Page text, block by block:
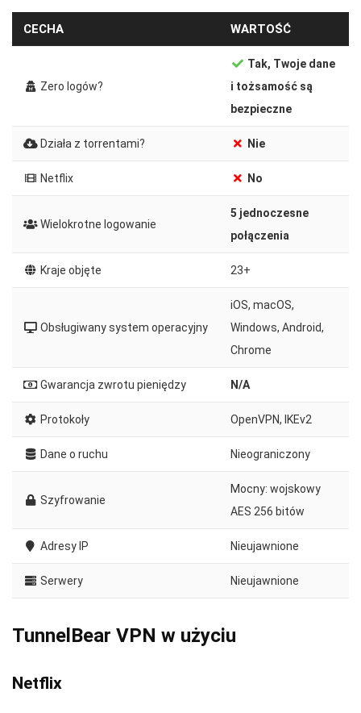
CECHA WARTOŚĆ
Zero logów?
Tak, Twoje dane
i tożsamość są
bezpieczne
Działa z torrentami? Nie
Netflix No
Wielokrotne logowanie
5 jednoczesne
połączenia
Kraje objęte 23+
Obsługiwany system operacyjny
iOS, macOS,
Windows, Android,
Chrome
Gwarancja zwrotu pieniędzy N/A
Protokoły OpenVPN, IKEv2
Dane o ruchu Nieograniczony
Szyfrowanie
Mocny: wojskowy
AES 256 bitów
Adresy IP Nieujawnione
Serwery Nieujawnione
TunnelBear VPN w użyciu
Netflix